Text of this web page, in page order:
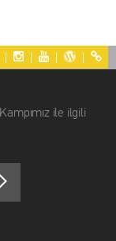
| | | |
ile ilgili